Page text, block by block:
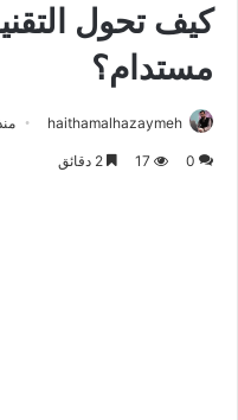
كيف تحول
مستدام؟
haithamalhazaymeh
0
17